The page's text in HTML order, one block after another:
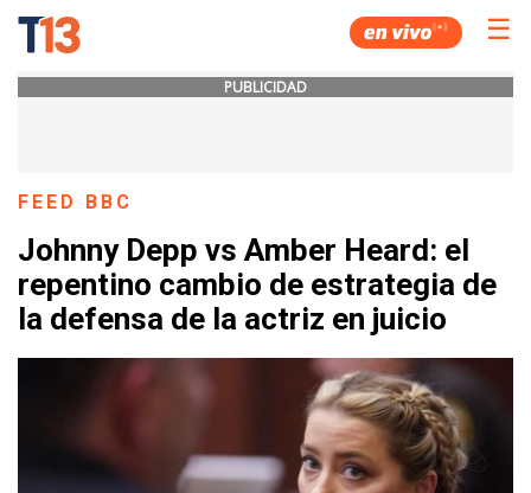
☰
PUBLICIDAD
FEED BBC
Johnny Depp vs Amber Heard: el
repentino cambio de estrategia de
la defensa de la actriz en juicio